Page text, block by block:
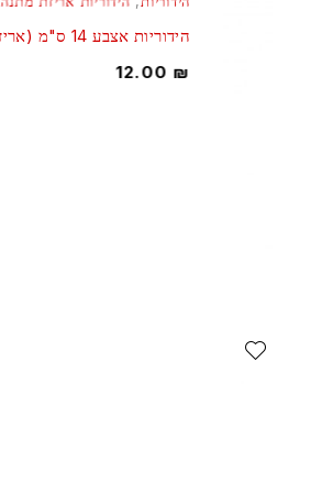
הידוריות אצבע 14 ס"מ (אריזת מתנה 2 יח')
12.00 ₪